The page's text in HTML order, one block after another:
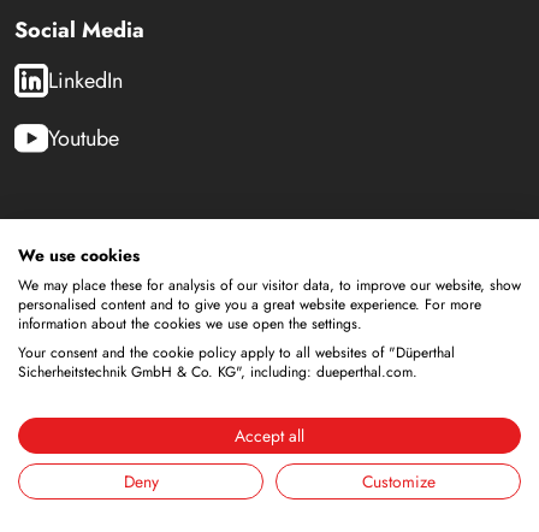
Social Media
LinkedIn
Youtube
Lagerung von brennbaren Flüssigkeiten
Lagerung von Batterien
Lagerung zur Versorgung
Lagerung von Druckgasflaschen
Gekühlte Lagerung
Kombinierte Lagerung
Lagerung in Reinräumen
We use cookies
We may place these for analysis of our visitor data, to improve our website, show
personalised content and to give you a great website experience. For more
information about the cookies we use open the settings.
Your consent and the cookie policy apply to all websites of "Düperthal
Sicherheitstechnik GmbH & Co. KG", including: dueperthal.com.
Accept all
Deny
Customize